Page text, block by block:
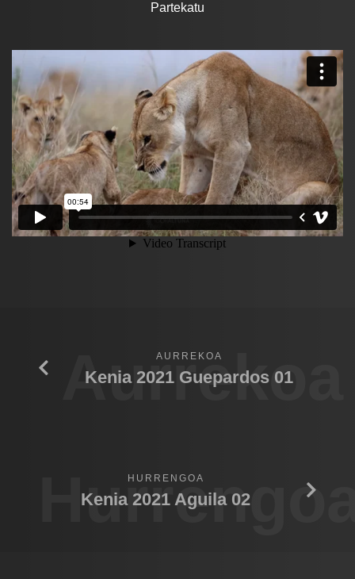
Partekatu
Aurrekoa
AURREKOA
Kenia 2021 Guepardos 01
HURRENGOA
Kenia 2021 Aguila 02